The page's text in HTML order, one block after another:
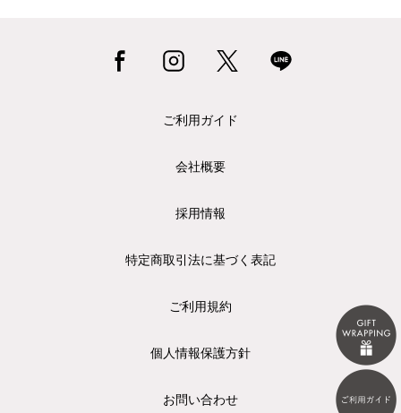
ご利用ガイド
会社概要
採用情報
特定商取引法に基づく表記
ご利用規約
個人情報保護方針
お問い合わせ